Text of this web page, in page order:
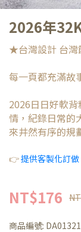
2026年
★台灣設計 台
每一頁都充滿故
2026日日好軟
情，紀錄日常的
來井然有序的規
👉提供客製化訂
NT$176
商品編號: